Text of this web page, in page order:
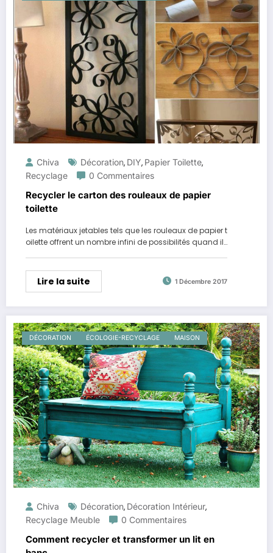
Chiva Décoration, DIY, Papier Toilette,
Recyclage
0 Commentaires
Recycler le carton des rouleaux de papier
toilette
Les matériaux jetables tels que les rouleaux de papier t
oilette offrent un nombre infini de possibilités quand il…
Lire la suite 1 Décembre 2017
DÉCORATION ÉCOLOGIE-RECYCLAGE MAISON
Chiva Décoration, Décoration Intérieur,
Recyclage Meuble
0 Commentaires
Comment recycler et transformer un lit en